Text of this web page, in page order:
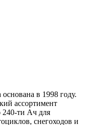
в 1998 году.
ассортимент
240-ти Ач для
снегоходов и